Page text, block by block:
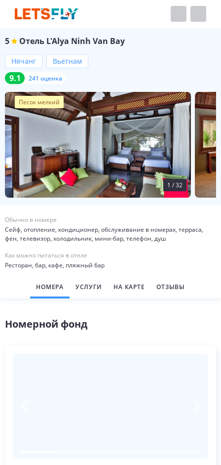
5 Отель L'Alya Ninh Van Bay
Нячанг Вьетнам
9.1 241 оценка
Песок мелкий
1 /32
Обычно в номере
Сейф, отопление, кондиционер, обслуживание в номерах, терраса,
фен, телевизор, холодильник, мини-бар, телефон, душ
Как можно питаться в отеле
Ресторан, бар, кафе, пляжный бар
НОМЕРА УСЛУГИ НА КАРТЕ ОТЗЫВЫ
Номерной фонд